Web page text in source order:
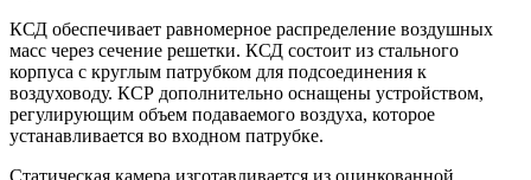
КСД обеспечивает равномерное распределение воздушных
масс через сечение решетки. КСД состоит из стального
корпуса с круглым патрубком для подсоединения к
воздуховоду. КСР дополнительно оснащены устройством,
регулирующим объем подаваемого воздуха, которое
устанавливается во входном патрубке.
Статическая камера изготавливается из оцинкованной